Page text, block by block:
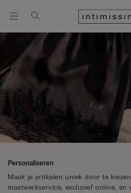
Personaliseren
Maak je artikelen uniek door te
maatwerkservice, exclusief online, en